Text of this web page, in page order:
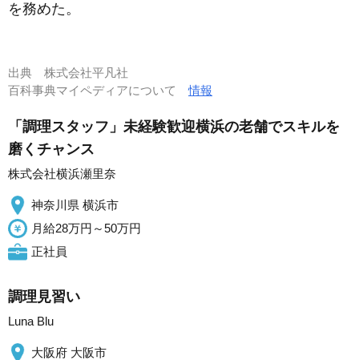
を務めた。
出典 株式会社平凡社
百科事典マイペディアについて情報
「調理スタッフ」未経験歓迎横浜の老舗でスキルを
磨くチャンス
株式会社横浜瀬里奈
神奈川県 横浜市
月給28万円～50万円
正社員
調理見習い
Luna Blu
大阪府 大阪市